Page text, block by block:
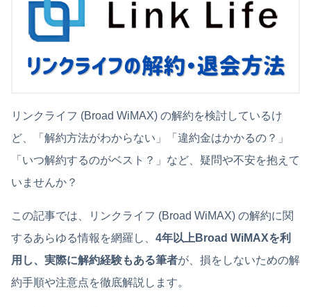
リンクライフ (Broad WiMAX) の解約を検討しているけ
ど、「解約方法がわからない」「違約金はかかるの？」
「いつ解約するのがベスト？」など、疑問や不安を抱えて
いませんか？
この記事では、リンクライフ (Broad WiMAX) の解約に関
するあらゆる情報を網羅し、 4年以上Broad WiMAXを利
用し、実際に解約経験もある筆者が、損をしないための解
約手順や注意点を徹底解説します。